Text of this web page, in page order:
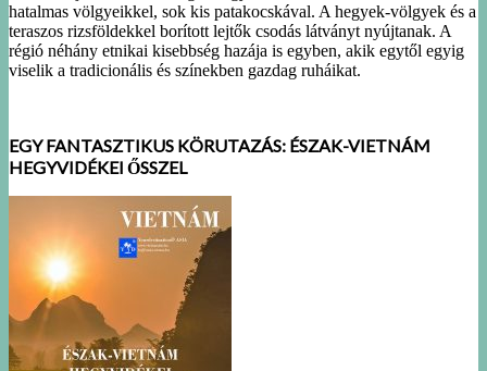
hatalmas völgyeikkel, sok kis patakocskával. A hegyek-völgyek és a
teraszos rizsföldekkel borított lejtők csodás látványt nyújtanak. A
régió néhány etnikai kisebbség hazája is egyben, akik egytől egyig
viselik a tradicionális és színekben gazdag ruháikat.
EGY FANTASZTIKUS KÖRUTAZÁS: ÉSZAK-VIETNÁM
HEGYVIDÉKEI ŐSSZEL